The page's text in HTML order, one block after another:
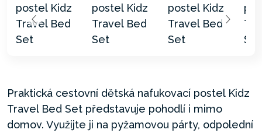
Praktická cestovní dětská nafukovací postel Kidz
Travel Bed Set představuje pohodlí i mimo
domov. Využijte ji na pyžamovou párty, odpolední